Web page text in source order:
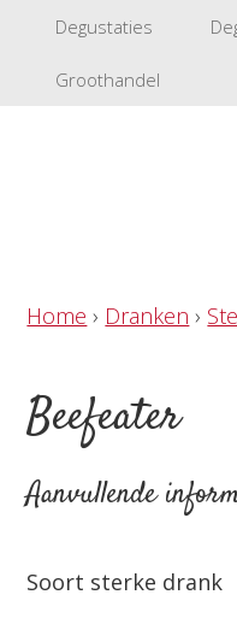
Degustaties
Groothandel
Home › Dranken ›
Beefeater
Aanvullende
Soort sterke drank